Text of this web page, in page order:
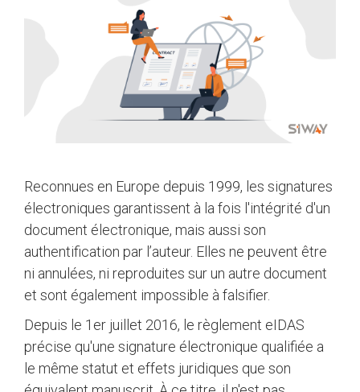
Reconnues en Europe depuis 1999, les signatures
électroniques garantissent à la fois l'intégrité d'un
document électronique, mais aussi son
authentification par l’auteur. Elles ne peuvent être
ni annulées, ni reproduites sur un autre document
et sont également impossible à falsifier.
Depuis le 1er juillet 2016, le règlement eIDAS
précise qu'une signature électronique qualifiée a
le même statut et effets juridiques que son